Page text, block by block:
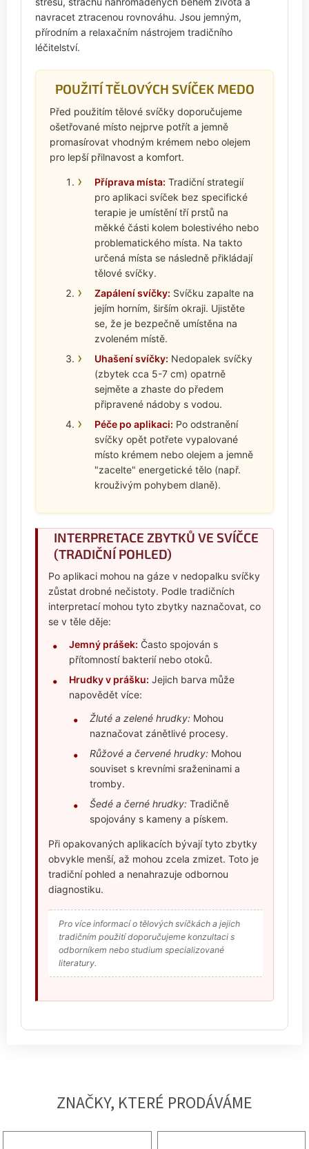
navracet ztracenou rovnováhu. Jsou jemným,
přírodním a relaxačním nástrojem tradičního
léčitelství.
POUŽITÍ TĚLOVÝCH SVÍČEK MEDO
Před použitím tělové svíčky doporučujeme
ošetřované místo nejprve potřít a jemně
promasírovat vhodným krémem nebo olejem
pro lepší přilnavost a komfort.
Příprava místa: Tradiční strategií
pro aplikaci svíček bez specifické
terapie je umístění tří prstů na
měkké části kolem bolestivého nebo
problematického místa. Na takto
určená místa se následně přikládají
tělové svíčky.
Zapálení svíčky: Svíčku zapalte na
jejím horním, širším okraji. Ujistěte
se, že je bezpečně umístěna na
zvoleném místě.
Uhašení svíčky: Nedopalek svíčky
(zbytek cca 5-7 cm) opatrně
sejměte a zhaste do předem
připravené nádoby s vodou.
Péče po aplikaci: Po odstranění
svíčky opět potřete vypalované
místo krémem nebo olejem a jemně
"zacelte" energetické tělo (např.
krouživým pohybem dlaně).
INTERPRETACE ZBYTKŮ VE SVÍČCE
(TRADIČNÍ POHLED)
Po aplikaci mohou na gáze v nedopalku svíčky
zůstat drobné nečistoty. Podle tradičních
interpretací mohou tyto zbytky naznačovat, co
se v těle děje:
Jemný prášek: Často spojován s
přítomností bakterií nebo otoků.
Hrudky v prášku: Jejich barva může
napovědět více:
Žluté a zelené hrudky: Mohou
naznačovat zánětlivé procesy.
Růžové a červené hrudky: Mohou
souviset s krevními sraženinami a
tromby.
Šedé a černé hrudky: Tradičně
spojovány s kameny a pískem.
Při opakovaných aplikacích bývají tyto zbytky
obvykle menší, až mohou zcela zmizet. Toto je
tradiční pohled a nenahrazuje odbornou
diagnostiku.
Pro více informací o tělových svíčkách a jejich
tradičním použití doporučujeme konzultaci s
odborníkem nebo studium specializované
literatury.
ZNAČKY, KTERÉ PRODÁVÁME